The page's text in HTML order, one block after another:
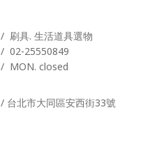
/ 刷具. 生活道具選物
/ 02-25550849
/ MON. closed
/ 台北市大同區安西街33號